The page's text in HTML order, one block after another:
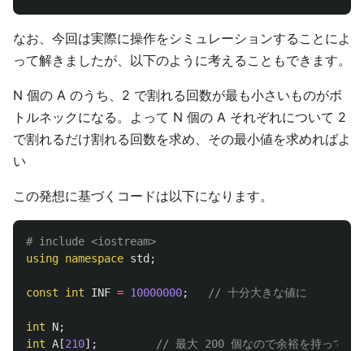
なお、今回は実際に操作をシミュレーションすることによ
って解きましたが、以下のように考えることもできます。
N 個の A のうち、2 で割れる回数が最も小さいものがボ
トルネックになる。よって N 個の A それぞれについて 2
で割れるだけ割れる回数を求め、その最小値を求めればよ
い
この発想に基づくコードは以下になります。
using namespace std ;
const int INF = 10000000; // 十分大きな値に
int N;
int A [210]; // 最大 200 個なので余裕を持って